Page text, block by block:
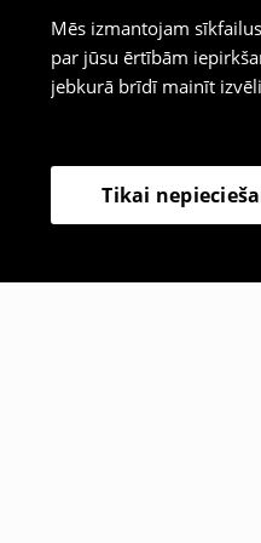
Mēs izmantojam
par jūsu ērtībām
jebkurā brīdī mainīt
Tikai